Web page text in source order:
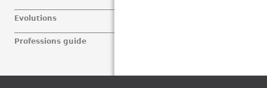
Evolutions
Professions guide